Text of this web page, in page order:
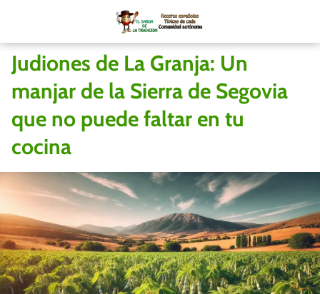
Judiones de La Granja: Un
manjar de la Sierra de Segovia
que no puede faltar en tu
cocina